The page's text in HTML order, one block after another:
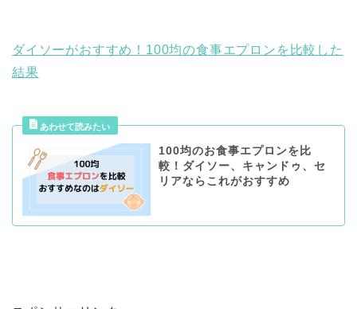
ダイソーがおすすめ！100均の食事エプロンを比較した
結果
100均のお食事エプロンを比
較！ダイソー、キャンドゥ、セ
リアならこれがおすすめ